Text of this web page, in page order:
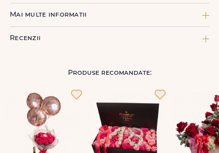
Mai multe informatii
2 x Burete, 1 x Cutie FDL patrata mov M, 1 x Felicitare FDL, 3
CULOARE FLORI:
TIP DE PRODUS:
Aranjamente florale
Recenzii
Nume*
Produse recomandate: